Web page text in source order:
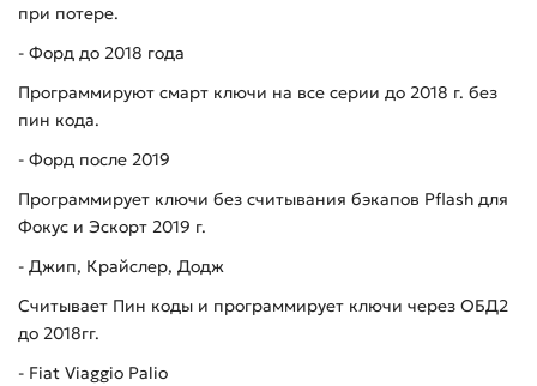
при потере.
- Форд до 2018 года
Программируют смарт ключи на все серии до 2018 г. без
пин кода.
- Форд после 2019
Программирует ключи без считывания бэкапов Pflash для
Фокус и Эскорт 2019 г.
- Джип, Крайслер, Додж
Считывает Пин коды и программирует ключи через ОБД2
до 2018гг.
- Fiat Viaggio Palio